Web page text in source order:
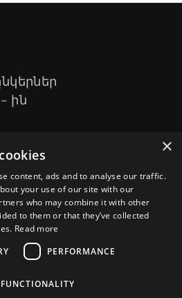
ին
×
content, ads and to analyse our traffic.
your use of our site with our
who may combine it with other
to them or that they’ve collected
Read more
PERFORMANCE
FUNCTIONALITY